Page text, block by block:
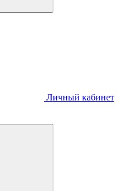
Личный кабинет